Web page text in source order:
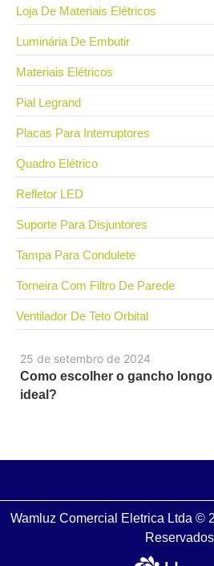
25 de setembro de 2024
Como escolher o gancho
ideal?
Loja De Materiais Elétricos
Luminária De Embutir
Materiais Elétricos
Pial Legrand
Placas Para Interruptores
Quadro Elétrico
Refletor LED
Suporte Para Disjuntores
Tampa Para Condulete
Torneira Com Filtro De Parede
Ventilador De Teto Orbital
Wamluz Comercial Eletrica Ltda ©
Reservados